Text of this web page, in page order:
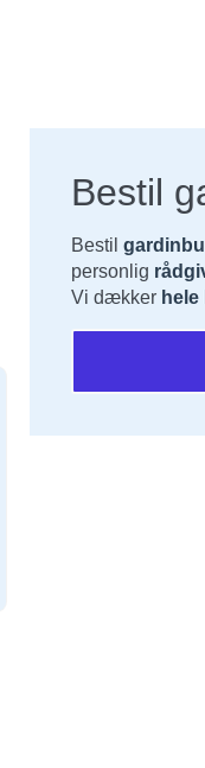
Bestil
Bestil
personlig
Vi dækker